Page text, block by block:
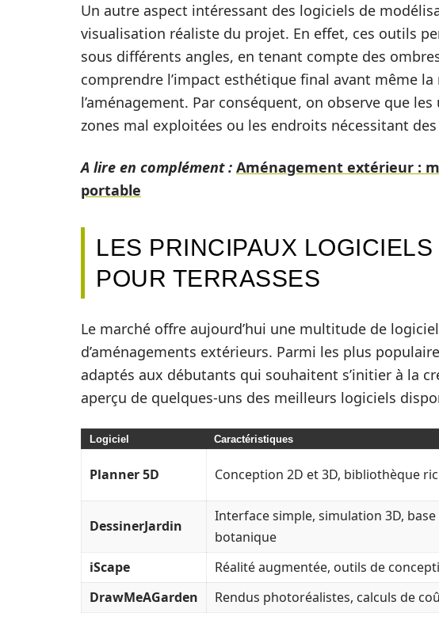
Un autre aspect intéressant des logiciels de
visualisation réaliste du projet. En effet, ces outils
sous différents angles, en tenant compte des
comprendre l’impact esthétique final avant même
l’aménagement. Par conséquent, on observe que
zones mal exploitées ou les endroits nécessitant
A lire en complément : Aménagement extérieur :
portable
LES PRINCIPAUX
POUR TERRASSES
Le marché offre aujourd’hui une multitude de
d’aménagements extérieurs. Parmi les plus
adaptés aux débutants qui souhaitent s’initier à la
aperçu de quelques-uns des meilleurs logiciels
Logiciel Caractéristiques
Planner 5D Conception 2D et 3D, bibliothèque
DessinerJardin
Interface simple, simulation 3D,
botanique
iScape Réalité augmentée, outils de
DrawMeAGarden
Rendus photoréalistes, calculs de